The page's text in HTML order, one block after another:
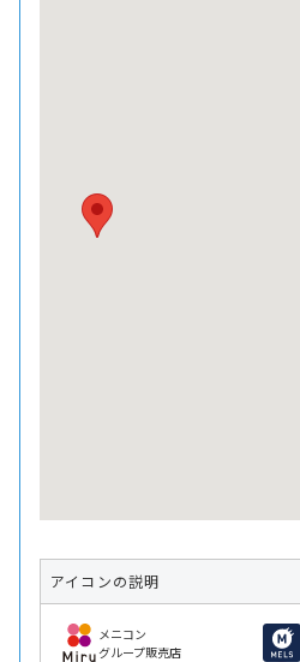
アイコンの説明
メニコン
グループ販売店